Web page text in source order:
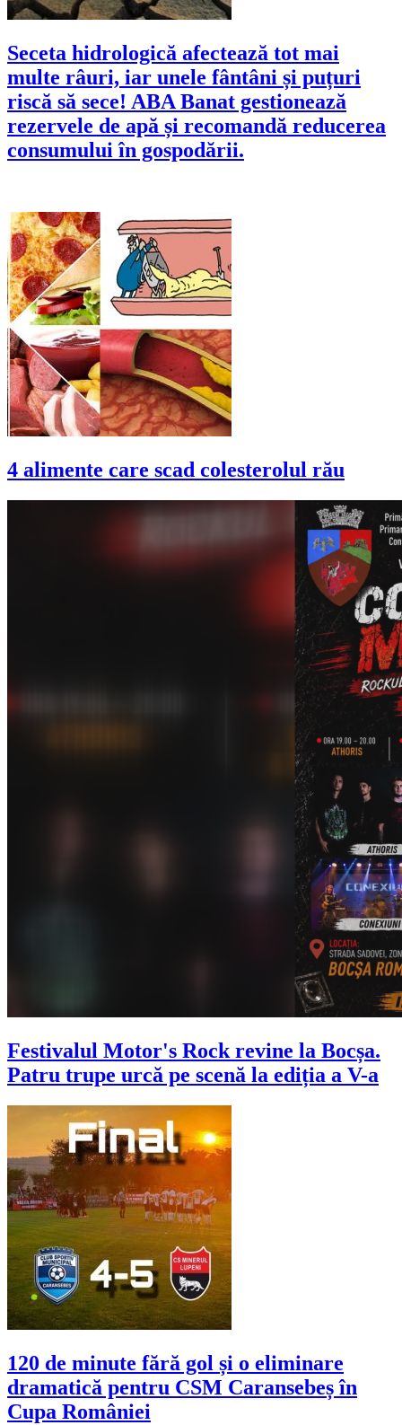
Seceta hidrologică afectează tot mai
multe râuri, iar unele fântâni și puțuri
riscă să sece! ABA Banat gestionează
rezervele de apă și recomandă reducerea
consumului în gospodării.
4 alimente care scad colesterolul rău
Festivalul Motor's Rock revine la Bocșa.
Patru trupe urcă pe scenă la ediția a V-a
120 de minute fără gol și o eliminare
dramatică pentru CSM Caransebeș în
Cupa României